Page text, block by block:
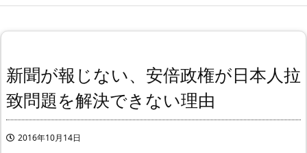
新聞が報じない、安倍政権が日本人拉
致問題を解決できない理由
2016年10月14日